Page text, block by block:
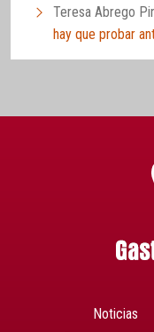
Teresa Abrego
hay que probar
Noticias